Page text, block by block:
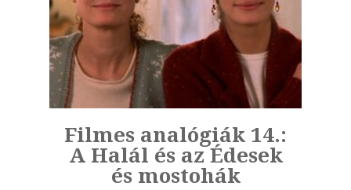
Filmes analógiák 14.:
A Halál és az Édesek
és mostohák